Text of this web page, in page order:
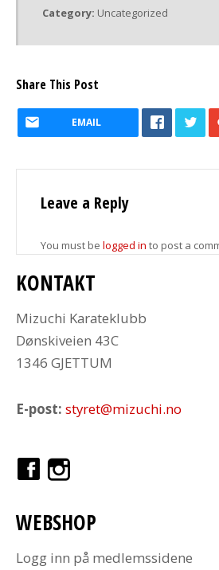
Category: Uncategorized
Share This Post
EMAIL
Leave a Reply
You must be logged in to post a
KONTAKT
Mizuchi Karateklubb
Dønskiveien 43C
1346 GJETTUM
E-post: styret@mizuchi.no
WEBSHOP
Logg inn på medlemssidene